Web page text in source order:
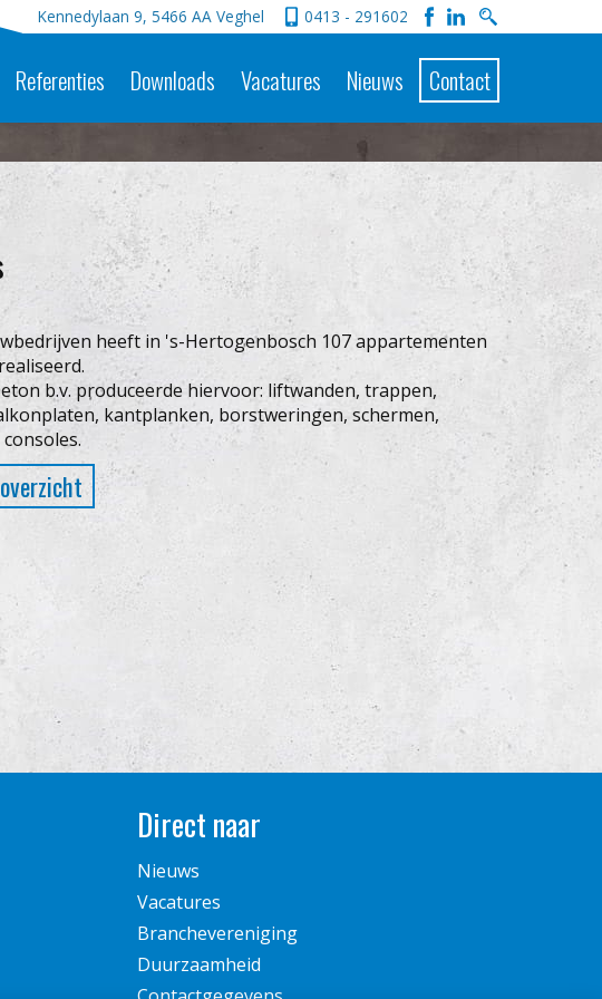
Kennedylaan 9, 5466 AA Veghel 0413 - 291602
Referenties Downloads Vacatures Nieuws Contact
heeft in 's-Hertogenbosch 107 appartementen
b.v. produceerde hiervoor: liftwanden, trappen,
kantplanken, borstweringen, schermen,
Direct naar
Nieuws
Vacatures
Branchevereniging
Duurzaamheid